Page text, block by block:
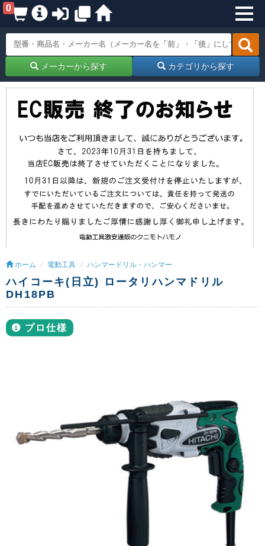
0
メーカーから探す カテゴリから探す
ホーム 電動工具 ハンマードリル・ハンマー
ハイコーキ(日立) ロータリハンマドリル
DH18PB
プロ仕様